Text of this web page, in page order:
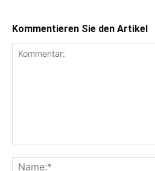
Kommentieren Sie den Artikel